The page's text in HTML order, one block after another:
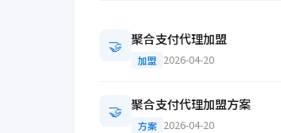
🤝 聚合支付代理加盟
加盟 2026-04-20
🤝 聚合支付代理加盟方案
方案 2026-04-20